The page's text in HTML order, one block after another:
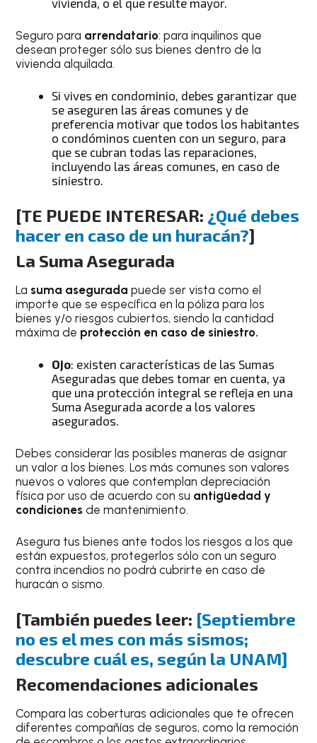
vivienda, o el que resulte mayor.
Seguro para arrendatario: para inquilinos que
desean proteger sólo sus bienes dentro de la
vivienda alquilada.
Si vives en condominio, debes garantizar que
se aseguren las áreas comunes y de
preferencia motivar que todos los habitantes
o condóminos cuenten con un seguro, para
que se cubran todas las reparaciones,
incluyendo las áreas comunes, en caso de
siniestro.
[TE PUEDE INTERESAR: ¿Qué debes
hacer en caso de un huracán?]
La Suma Asegurada
La suma aseguradapuede ser vista como el
importe que se específica en la póliza para los
bienes y/o riesgos cubiertos, siendo la cantidad
máxima de protección en caso de siniestro.
Ojo: existen características de las Sumas
Aseguradas que debes tomar en cuenta, ya
que una protección integral se refleja en una
Suma Asegurada acorde a los valores
asegurados.
Debes considerar las posibles maneras de asignar
un valor a los bienes. Los más comunes son valores
nuevos o valores que contemplan depreciación
física por uso de acuerdo con su antigüedad y
condiciones de mantenimiento.
Asegura tus bienes ante todos los riesgos a los que
están expuestos, protegerlos sólo con un seguro
contra incendios no podrá cubrirte en caso de
huracán o sismo.
[También puedes leer: [Septiembre
no es el mes con más sismos;
descubre cuál es, según la UNAM]
Recomendaciones adicionales
Compara las coberturas adicionales que te ofrecen
diferentes compañías de seguros, como la remoción